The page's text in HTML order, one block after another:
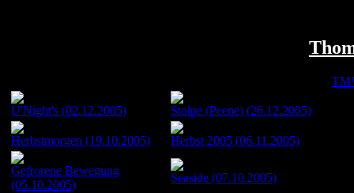
U'Night's (02.12.2005) Stolpe (Peene) (26.12.2005)
Herbstmorgen (19.10.2005) Herbst 2005 (06.11.2005)
Gefrorene Bewegung
(05.10.2005)
Seaside (07.10.2005)